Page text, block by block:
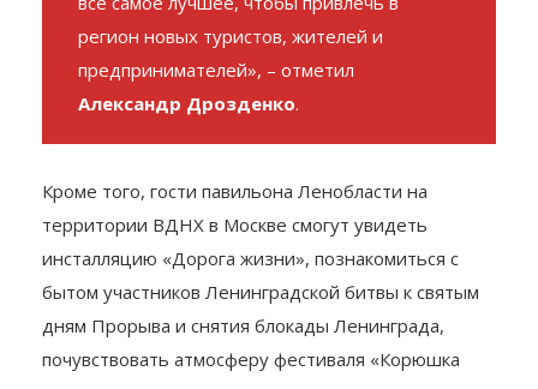
регион новых туристов, жителей и
предпринимателей», – отметил
Александр Дрозденко.
Кроме того, гости павильона Ленобласти на
территории ВДНХ в Москве смогут увидеть
инсталляцию «Дорога жизни», познакомиться с
бытом участников Ленинградской битвы к святым
дням Прорыва и снятия блокады Ленинграда,
почувствовать атмосферу фестиваля «Корюшка